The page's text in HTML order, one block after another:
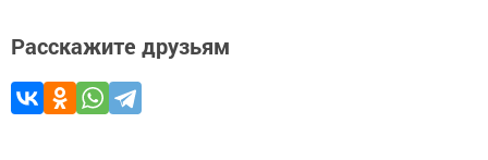
Расскажите друзьям